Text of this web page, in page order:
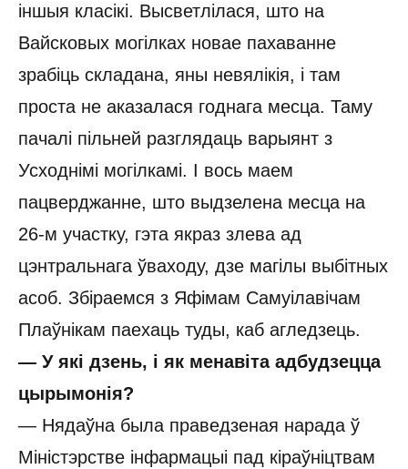
іншыя класікі. Высветлілася, што на
Вайсковых могілках новае пахаванне
зрабіць складана, яны невялікія, і там
проста не аказалася годнага месца. Таму
пачалі пільней разглядаць варыянт з
Усходнімі могілкамі. І вось маем
пацверджанне, што выдзелена месца на
26-м участку, гэта якраз злева ад
цэнтральнага ўваходу, дзе магілы выбітных
асоб. Збіраемся з Яфімам Самуілавічам
Плаўнікам паехаць туды, каб агледзець.
— У які дзень, і як менавіта адбудзецца
цырымонія?
— Нядаўна была праведзеная нарада ў
Міністэрстве інфармацыі пад кіраўніцтвам